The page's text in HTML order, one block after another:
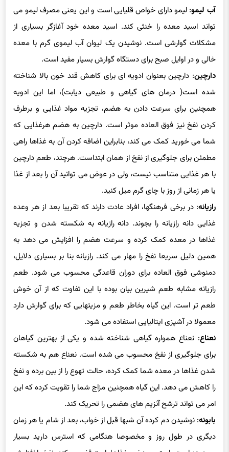
هضم مانند پروتئینها، چربیها و نشاسته کمک می کند.
آب لیمو: لیمو دارای خواص قلیایی است و این یعنی مصرف لیمو می
تواند اسید معده را خنثی کند. اسید معده خود آغازگر بسیاری از
مشکلات گوارشی است. نوشیدن یک لیوان آب لیموی گرم با معده
خالی و در اوایل صبح برای دستگاه گوارش بسیار مفید است.
دارچین: دارچین بعنوان ادویه ای برای کاهش قند خون بالا شناخته
شده است( درمان های گیاهی و طبیعی دیابت)، اما این ادویه
همچنین برای سرعت دادن به هضم، تجزیه مواد غذایی و برطرف
کردن نفخ نیز فوق العاده موثر است. دارچین به هضم هرغذایی که
شما می خورید کمک می کند، بنابراین اضافه کردن آن به غذاها راهی
مطمئن برای جلوگیری از نفخ از همان ابتداست. هرچند، طعم دارچین
با هر غذایی متناسب نیست، ولی در عوض می توانید آن را بعد از غذا
یا هر زمانی از روز با چای گرم میل کنید.
رازیانه: در برخی فرهنگها، افراد عادت دارند که تقریبا بعد از هر وعده
غذایی دانه رازیانه را بجوند. دانه رازیانه به شکسته شدن و تجزیه
غذاها در معده کمک کرده و سرعت هضم را افزایش می دهد به
همین دلیل سریعا نفخ را مهار می کند. رازیانه بنا بر بسیاری دلایل،
دمنوشی فوق العاده برای دوران قاعدگی محسوب می شود. طعم
رازیانه مشابه طعم شیرین بیان بوده با این تفاوت که از آن خوش
طعم تر است. این گیاه بخاطر طعم و مزیتهایی که برای گوارش دارد
معمولا در آشپزی ایتالیایی استفاده می شود.
نعناع: نعناع همواره گیاهی شناخته شده و یکی از بهترین گیاهان
برای جلوگیری از نفخ محسوب می شده است. نعناع هم به شکسته
شدن غذاها در معده شما کمک کرده، حالت تهوع را از بین برده و نفخ
را کاهش می دهد. این گیاه همچنین مزاج شما را تقویت کرده که این
امر می تواند ترشح آنزیم های هضمی را تحریک کند.
بابونه: نوشیدن دم کرده آن شبها قبل از خواب، بعد از شام یا هر زمان